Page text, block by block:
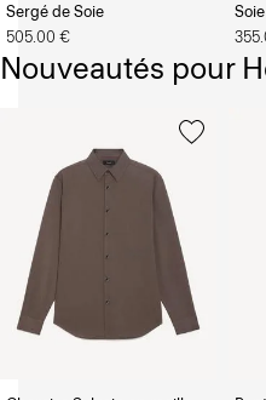
Sergé de Soie
505.00 €
Soie
Nouveautés pour